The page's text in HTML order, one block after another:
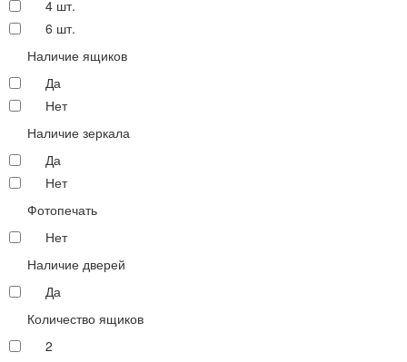
4 шт.
6 шт.
Наличие ящиков
Да
Нет
Наличие зеркала
Да
Нет
Фотопечать
Нет
Наличие дверей
Да
Количество ящиков
2